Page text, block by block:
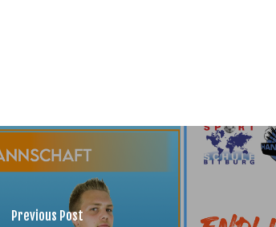
Previous Post